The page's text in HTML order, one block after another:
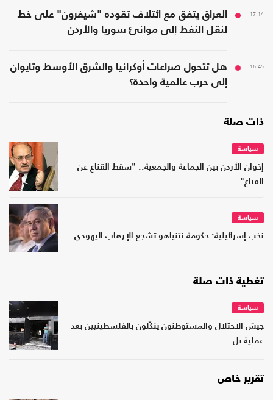
17:14
العراق يتفق مع ائتلاف تقوده "شيفرون" على خط
لنقل النفط إلى موانئ سوريا والأردن
16:45
هل تتحول صراعات أوكرانيا والشرق الأوسط وتايوان
إلى حرب عالمية واحدة؟
ذات صلة
سياسة
إخوان الأردن بين الجماعة والجمعية.. "سقط القناع عن
القناع"
سياسة
نخب إسرائيلية: حكومة نتنياهو تشجع الإرهاب اليهودي
تغطية ذات صلة
سياسة
جيش الاحتلال والمستوطنون ينكّلون بالفلسطينيين بعد
عملية تل
تقرير خاص